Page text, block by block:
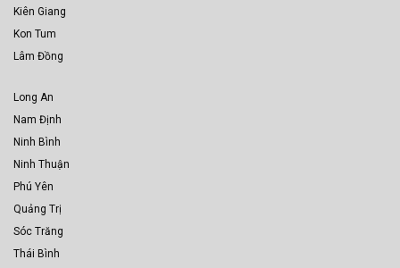
Kiên Giang
Kon Tum
Lâm Đồng
Long An
Nam Định
Ninh Bình
Ninh Thuận
Phú Yên
Quảng Trị
Sóc Trăng
Thái Bình